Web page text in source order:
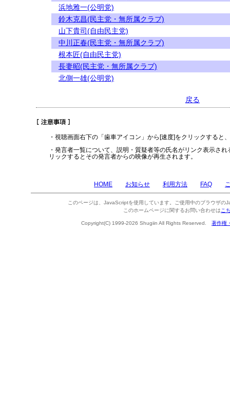
浜地雅一(公明党)
鈴木克昌(民主党・無所属クラブ)
山下貴司(自由民主党)
中川正春(民主党・無所属クラブ)
根本匠(自由民主党)
長妻昭(民主党・無所属クラブ)
北側一雄(公明党)
戻る
・視聴画面右下の「歯車アイコン」から[速度]をクリックすると
・発言者一覧について、説明・質疑者等の氏名がリンク表示さ
リックするとその発言者からの映像が再生されます。
HOME お知らせ 利用方法 FAQ
このページは、JavaScriptを使用しています。ご使用中のブラウザの
このホームページに関するお問い合わせは こ
Copyright(C) 1999-2026 Shugiin All Rights Reserved. 著作権